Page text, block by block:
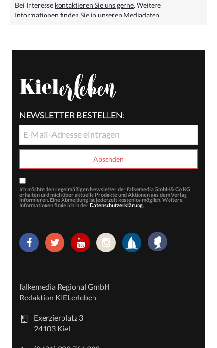
Bei Interesse kontaktieren Sie uns gerne. Weitere
Informationen finden Sie in unseren Mediadaten.
NEWSLETTER BESTELLEN:
Ich möchte den regelmäßigen Newsletter der falkemedia GmbH & Co KG
erhalten und mich über aktuelle Produkte und Aktionen aus dem Verlag
informieren. Eine Abmeldung ist jederzeit kostenlos möglich. Weitere
Informationen finde ich in der Datenschutzerklärung.
falkemedia Regional GmbH
Redaktion KIELerleben
Exerzierplatz 3
24103 Kiel